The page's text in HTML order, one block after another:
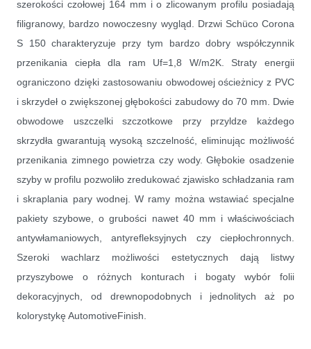
szerokości czołowej 164 mm i o zlicowanym profilu posiadają
filigranowy, bardzo nowoczesny wygląd. Drzwi Schüco Corona
S 150 charakteryzuje przy tym bardzo dobry współczynnik
przenikania ciepła dla ram Uf=1,8 W/m2K. Straty energii
ograniczono dzięki zastosowaniu obwodowej ościeżnicy z PVC
i skrzydeł o zwiększonej głębokości zabudowy do 70 mm. Dwie
obwodowe uszczelki szczotkowe przy przyldze każdego
skrzydła gwarantują wysoką szczelność, eliminując możliwość
przenikania zimnego powietrza czy wody. Głębokie osadzenie
szyby w profilu pozwoliło zredukować zjawisko schładzania ram
i skraplania pary wodnej. W ramy można wstawiać specjalne
pakiety szybowe, o grubości nawet 40 mm i właściwościach
antywłamaniowych, antyrefleksyjnych czy ciepłochronnych.
Szeroki wachlarz możliwości estetycznych dają listwy
przyszybowe o różnych konturach i bogaty wybór folii
dekoracyjnych, od drewnopodobnych i jednolitych aż po
kolorystykę AutomotiveFinish.